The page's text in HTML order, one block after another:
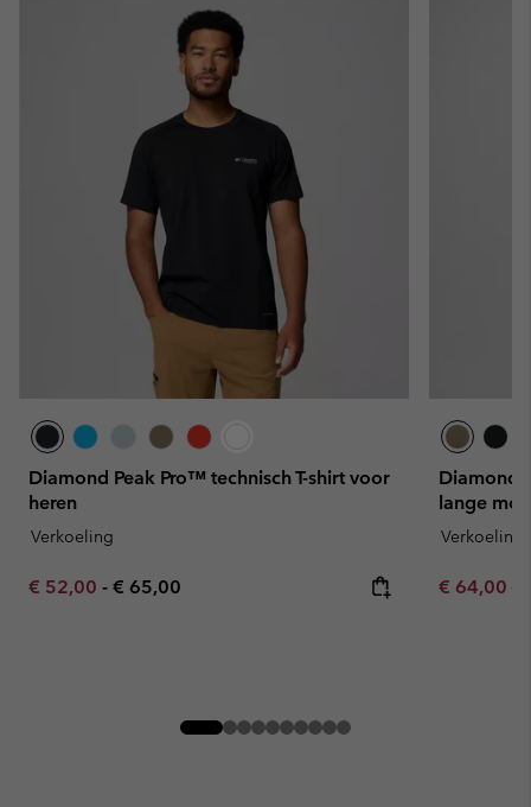
Diamond Peak Pro™ technisch T-shirt voor
heren
Verkoeling
Minimum sale price:
€ 52,00 - Maximum price:
€ 65,00
Diamond
lange
Verkoeling
Sale price:
€ 64,00€